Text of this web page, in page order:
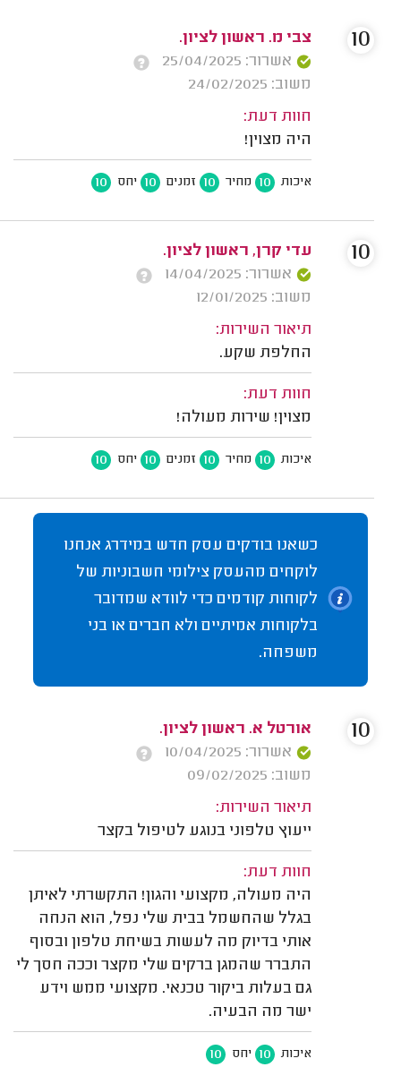
צבי מ. ראשון לציון.
אשרור: 25/04/2025
משוב: 24/02/2025
חוות דעת:
היה מצוין!
איכות 10 מחיר 10 זמנים 10 יחס 10
10
עדי קרן, ראשון לציון.
אשרור: 14/04/2025
משוב: 12/01/2025
תיאור השירות:
החלפת שקע.
חוות דעת:
מצוין! שירות מעולה!
איכות 10 מחיר 10 זמנים 10 יחס 10
10
כשאנו בודקים עסק חדש במידרג אנחנו
לוקחים מהעסק צילומי חשבוניות של
לקוחות קודמים כדי לוודא שמדובר
בלקוחות אמיתיים ולא חברים או בני
משפחה.
אורטל א. ראשון לציון.
אשרור: 10/04/2025
משוב: 09/02/2025
תיאור השירות:
ייעוץ טלפוני בנוגע לטיפול בקצר
חוות דעת:
היה מעולה, מקצועי והגון! התקשרתי לאיתן
בגלל שהחשמל בבית שלי נפל, הוא הנחה
אותי בדיוק מה לעשות בשיחת טלפון ובסוף
התברר שהמגן ברקים שלי מקצר וככה חסך לי
גם בעלות ביקור טכנאי. מקצועי ממש וידע
ישר מה הבעיה.
איכות 10 יחס 10
10